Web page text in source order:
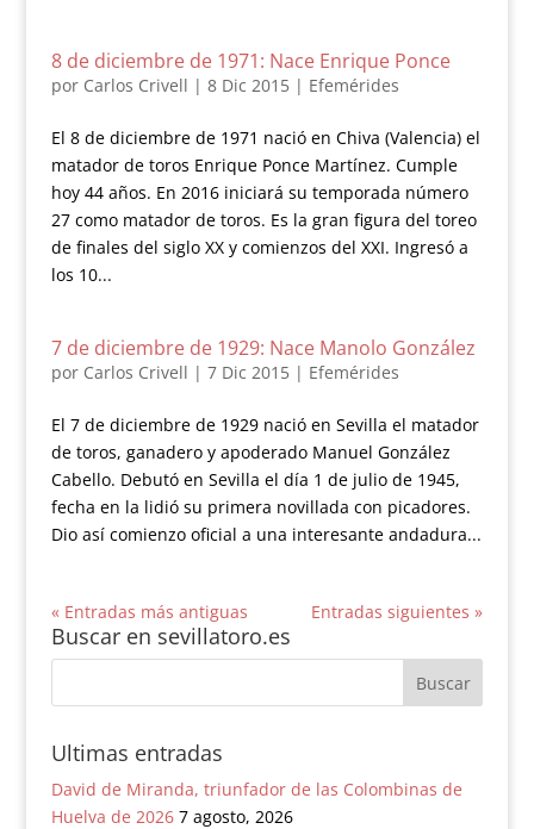
8 de diciembre de 1971: Nace Enrique Ponce
por Carlos Crivell | 8 Dic 2015| Efemérides
El 8 de diciembre de 1971 nació en Chiva (Valencia) el
matador de toros Enrique Ponce Martínez. Cumple
hoy 44 años. En 2016 iniciará su temporada número
27 como matador de toros. Es la gran figura del toreo
de finales del siglo XX y comienzos del XXI. Ingresó a
los 10...
7 de diciembre de 1929: Nace Manolo González
por Carlos Crivell | 7 Dic 2015| Efemérides
El 7 de diciembre de 1929 nació en Sevilla el matador
de toros, ganadero y apoderado Manuel González
Cabello. Debutó en Sevilla el día 1 de julio de 1945,
fecha en la lidió su primera novillada con picadores.
Dio así comienzo oficial a una interesante andadura...
« Entradas más antiguas Entradas siguientes »
Buscar en sevillatoro.es
Ultimas entradas
David de Miranda, triunfador de las Colombinas de
Huelva de 2026 7 agosto, 2026